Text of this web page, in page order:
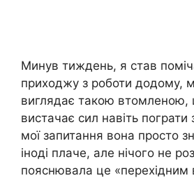
Минув тиждень, я став
приходжу з роботи додому,
виглядає такою втомленою,
вистачає сил навіть пограти
мої запитання вона просто
іноді плаче, але нічого не
пояснювала це «перехідним